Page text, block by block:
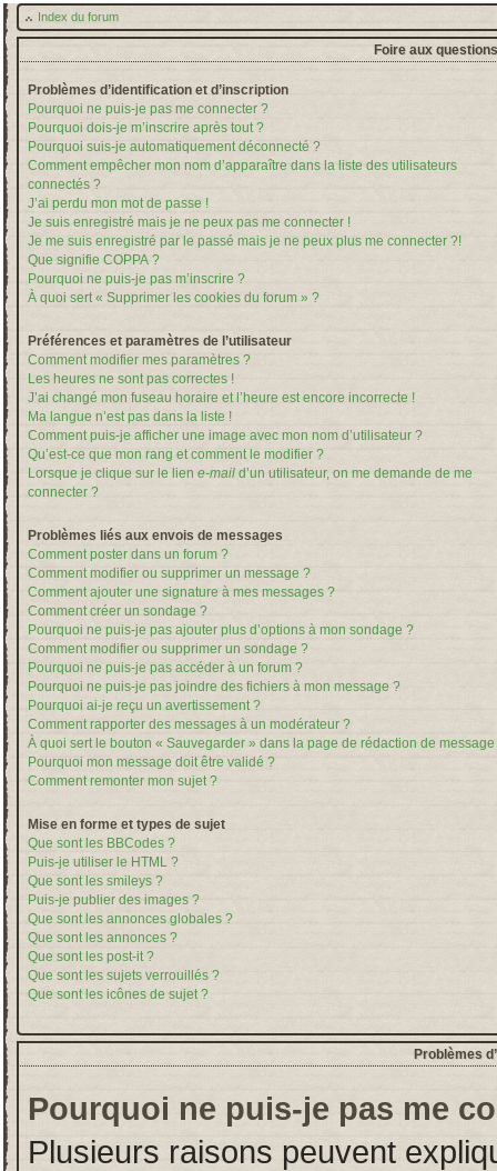
Index du forum
Foire aux
Problèmes d’identification et d’inscription
Pourquoi ne puis-je pas me connecter ?
Pourquoi dois-je m’inscrire après tout ?
Pourquoi suis-je automatiquement déconnecté ?
Comment empêcher mon nom d’apparaître dans la liste des utilisateurs
connectés ?
J’ai perdu mon mot de passe !
Je suis enregistré mais je ne peux pas me connecter !
Je me suis enregistré par le passé mais je ne peux plus me connecter ?!
Que signifie COPPA ?
Pourquoi ne puis-je pas m’inscrire ?
À quoi sert « Supprimer les cookies du forum » ?
Préférences et paramètres de l’utilisateur
Comment modifier mes paramètres ?
Les heures ne sont pas correctes !
J’ai changé mon fuseau horaire et l’heure est encore incorrecte !
Ma langue n’est pas dans la liste !
Comment puis-je afficher une image avec mon nom d’utilisateur ?
Qu’est-ce que mon rang et comment le modifier ?
Lorsque je clique sur le lien e-mail d’un utilisateur, on me demande de me
connecter ?
Problèmes liés aux envois de messages
Comment poster dans un forum ?
Comment modifier ou supprimer un message ?
Comment ajouter une signature à mes messages ?
Comment créer un sondage ?
Pourquoi ne puis-je pas ajouter plus d’options à mon sondage ?
Comment modifier ou supprimer un sondage ?
Pourquoi ne puis-je pas accéder à un forum ?
Pourquoi ne puis-je pas joindre des fichiers à mon message ?
Pourquoi ai-je reçu un avertissement ?
Comment rapporter des messages à un modérateur ?
À quoi sert le bouton « Sauvegarder » dans la page de rédaction de message
Pourquoi mon message doit être validé ?
Comment remonter mon sujet ?
Mise en forme et types de sujet
Que sont les BBCodes ?
Puis-je utiliser le HTML ?
Que sont les smileys ?
Puis-je publier des images ?
Que sont les annonces globales ?
Que sont les annonces ?
Que sont les post-it ?
Que sont les sujets verrouillés ?
Que sont les icônes de sujet ?
Problèmes
Pourquoi ne puis-je pas me
Plusieurs raisons peuvent